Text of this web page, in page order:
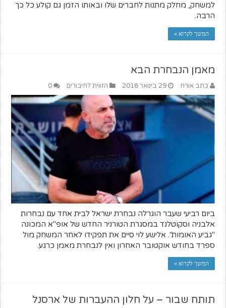
למשחק, מחלק מתנות לחברים שלו ובאותו הזמן גם קולע כל כך
הרבה.
המשך לקרוא »
מאמן הנבחרת הבא
כתב אורח 29 בינואר 2018 הזווית לחיבורים 0
ביום רביעי שעבר הוגרלה נבחרת ישראל לבית אחד עם נבחרות
אלבניה וסקוטלנד במסגרת הטורניר החדש של אופ"א המכונה
"גביע האומות". אלישע לוי סיים את תפקידו לאחר המשחק מול
ספרד בחודש אוקטובר האחרון ואין לנבחרת מאמן כרגע.
המשך לקרוא »
תותח שבור – על חלון ההעברות של ארסנל